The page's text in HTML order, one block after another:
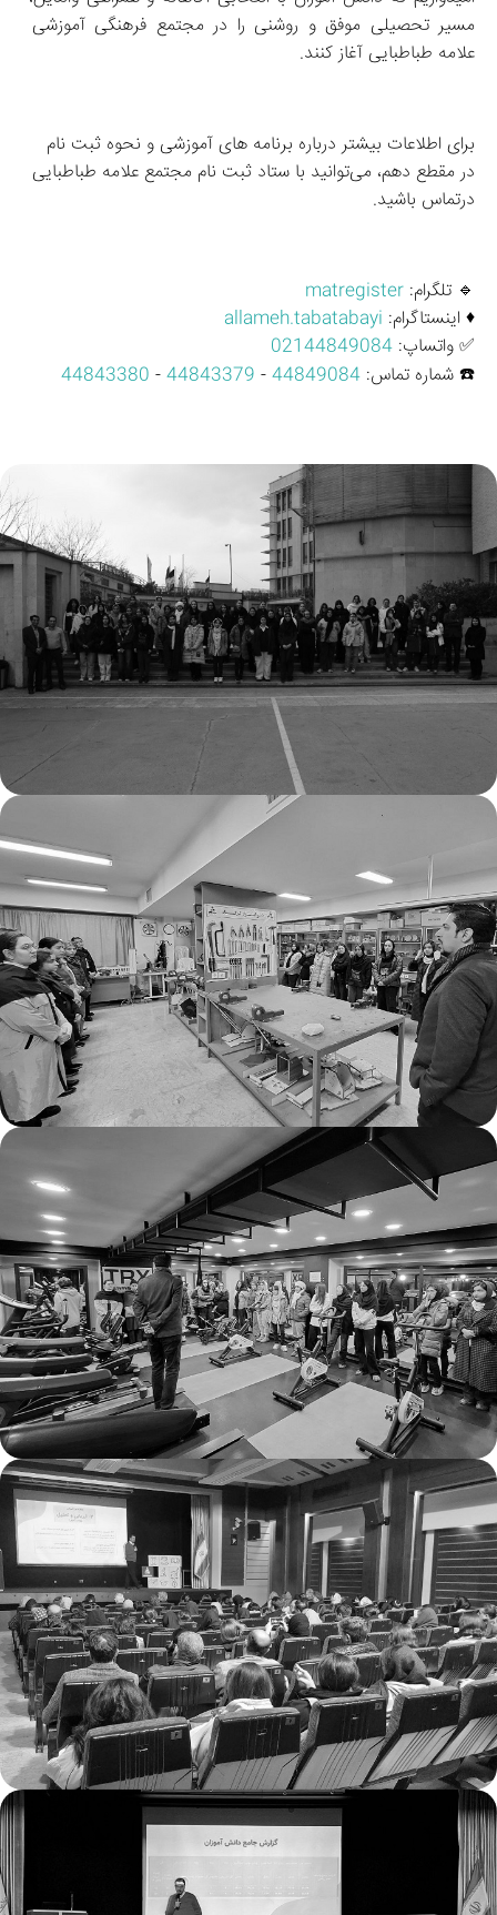
مسیر تحصیلی موفق و روشنی را در مجتمع فرهنگی آموزشی
علامه طباطبایی آغاز کنند.
برای اطلاعات بیشتر درباره برنامه‌ های آموزشی و نحوه ثبت‌ نام
در مقطع دهم، می‌توانید با ستاد ثبت نام مجتمع علامه طباطبایی
درتماس باشید.
🔹 تلگرام: matregister
♦️ اینستاگرام: allameh.tabatabayi
✅ واتساپ: 02144849084
☎️ شماره تماس: 44849084
-
44843379
-
44843380